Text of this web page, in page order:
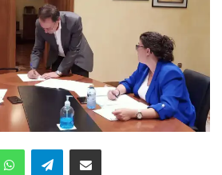
WhatsAppTelegramCompartir via Email